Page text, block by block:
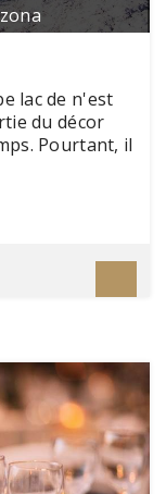
lac de n'est
du décor
Pourtant, il
la
son
village
ses eaux
des eaux du
interdite,
ou à voile,